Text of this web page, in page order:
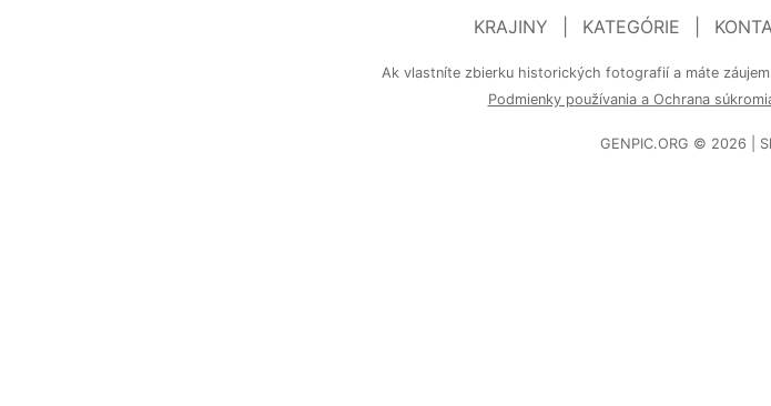
KRAJINY KATEGÓRIE
Ak vlastníte zbierku historických fotografií a máte
Podmienky používania a Ochrana
GENPIC.ORG © 2026 |